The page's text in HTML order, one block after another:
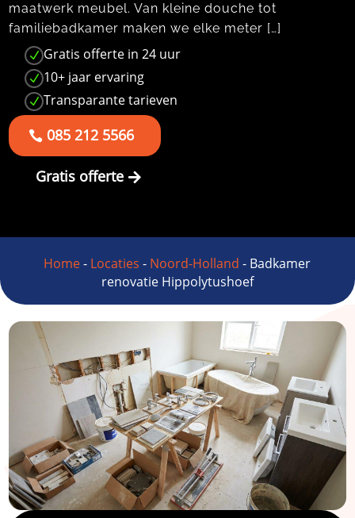
maatwerk meubel.​ Van kleine douche tot
familiebadkamer maken we elke meter […]
N Gratis offerte in 24 uur
N 10+ jaar ervaring
N Transparante tarieven
085 212 5566
Gratis offerte
Home- Locaties - Noord-Holland - Badkamer
renovatie Hippolytushoef